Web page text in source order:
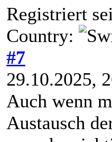
Registriert
Country:
#7
29.10.2025,
Auch wenn
Austausch